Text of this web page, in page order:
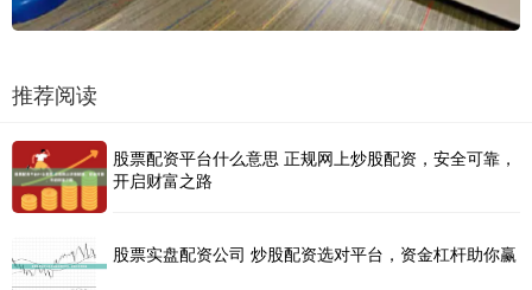
推荐阅读
股票配资平台什么意思 正规网上炒股配资，安全可靠，
开启财富之路
股票实盘配资公司 炒股配资选对平台，资金杠杆助你赢